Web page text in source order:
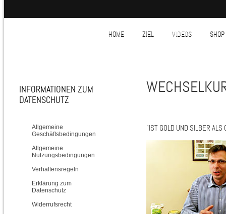
HOME ZIEL VIDEOS SHOP
"IST GOLD UND SILBER ALS
INFORMATIONEN ZUM
DATENSCHUTZ
Allgemeine
Geschäftsbedingungen
Allgemeine
Nutzungsbedingungen
Verhaltensregeln
Erklärung zum
Datenschutz
Widerrufsrecht